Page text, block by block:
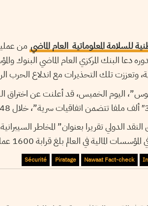
للسلامة المعلوماتية العام الماضي من
دعا البنك المركزي العام الماضي البنوك
وتعززت تلك التحذيرات مع اندلاع الحرب
اليوم الخميس، قد أعلنت عن اختراق
النقد الدولي تقريرا بعنوان” المخاطر
في العالم بلغ قرابة 1600 عملية قرصنة في ذلك العام.
Nawaat Fact-check
Piratage
Sécurité